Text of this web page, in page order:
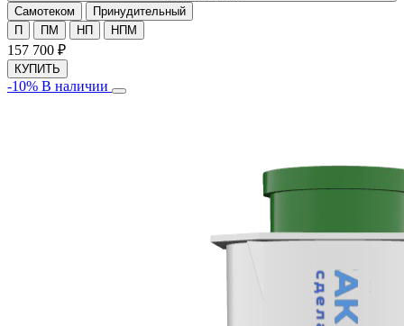
Самотеком
Принудительный
П
ПМ НП НПМ
157 700 ₽
КУПИТЬ
-10% В наличии